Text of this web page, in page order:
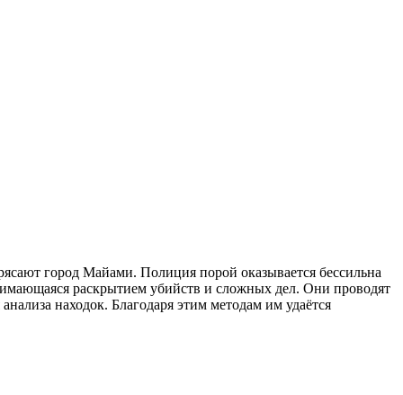
город Майами. Полиция порой оказывается бессильна
раскрытием убийств и сложных дел. Они проводят
находок. Благодаря этим методам им удаётся